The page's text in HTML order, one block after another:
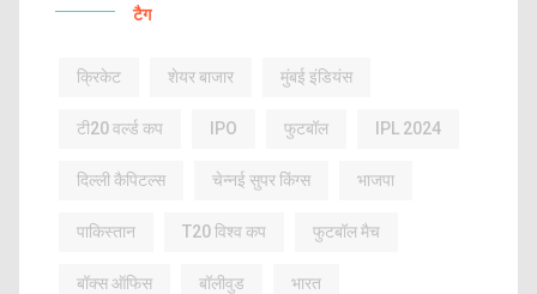
टैग
क्रिकेट शेयर बाजार मुंबई इंडियंस
टी20 वर्ल्ड कप IPO फुटबॉल IPL 2024
दिल्ली कैपिटल्स चेन्नई सुपर किंग्स भाजपा
पाकिस्तान T20 विश्व कप फुटबॉल मैच
बॉक्स ऑफिस बॉलीवुड भारत